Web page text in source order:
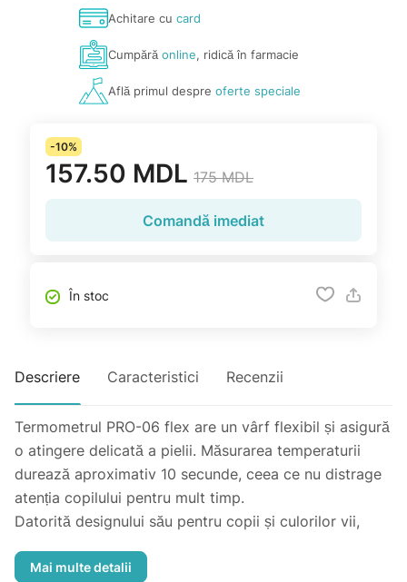
Achitare cu card
Cumpărăonline, ridică în farmacie
Află primul despre oferte speciale
-10%
157.50 MDL 175 MDL
Comandă imediat
În stoc
Descriere Caracteristici Recenzii
Termometrul PRO-06 flex are un vârf flexibil și asigură
o atingere delicată a pielii. Măsurarea temperaturii
durează aproximativ 10 secunde, ceea ce nu distrage
atenția copilului pentru mult timp.
Datorită designului său pentru copii și culorilor vii,
broasca colorate vor deveni cei mai buni prieteni ai